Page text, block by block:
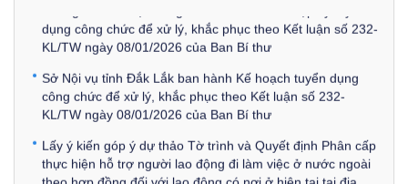
dụng công chức để xử lý, khắc phục theo Kết luận số 232-
KL/TW ngày 08/01/2026 của Ban Bí thư
Sở Nội vụ tỉnh Đắk Lắk ban hành Kế hoạch tuyển dụng
công chức để xử lý, khắc phục theo Kết luận số 232-
KL/TW ngày 08/01/2026 của Ban Bí thư
Lấy ý kiến góp ý dự thảo Tờ trình và Quyết định Phân cấp
thực hiện hỗ trợ người lao động đi làm việc ở nước ngoài
theo hợp đồng đối với lao động có nơi ở hiện tại tại địa